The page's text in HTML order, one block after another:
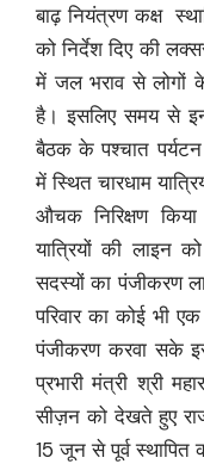
बाढ़ नियंत्रण कक्ष
को निर्देश दिए की
में जल भराव से लोगों
है। इसलिए समय से
बैठक के पश्चात
में स्थित चारधाम
औचक निरिक्षण
यात्रियों की लाइन
सदस्यों का पंजीकरण
परिवार का कोई भी
पंजीकरण करवा सके
प्रभारी मंत्री श्री
सीज़न को देखते हुए
15 जून से पूर्व स्थापित